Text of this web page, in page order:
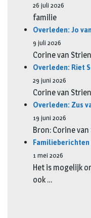
26 juli 2026
familie
Overleden: Jo
9 juli 2026
Corine van Strien
Overleden: Riet
29 juni 2026
Corine van Strien
Overleden: Zus
19 juni 2026
Bron: Corine
1 mei 2026
Het is mogelijk
ook …